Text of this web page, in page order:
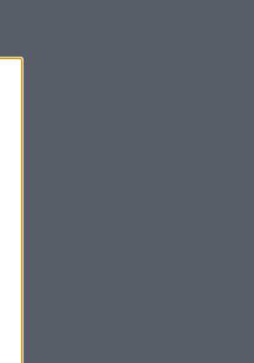
στο εκκλησάκι των Αγίων Ισιδώρων